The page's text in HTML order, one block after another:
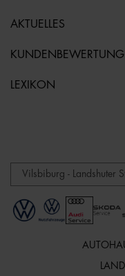
AKTUELLES
LEXIKON